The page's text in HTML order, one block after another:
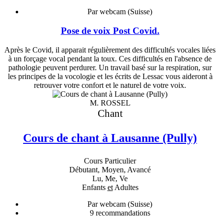
Par webcam (Suisse)
Pose de voix Post Covid.
Après le Covid, il apparait régulièrement des difficultés vocales liées
à un forçage vocal pendant la toux. Ces difficultés en l'absence de
pathologie peuvent perdurer. Un travail basé sur la respiration, sur
les principes de la vocologie et les écrits de Lessac vous aideront à
retrouver votre confort et le naturel de votre voix.
M. ROSSEL
Chant
Cours de chant à Lausanne (Pully)
Cours Particulier
Débutant, Moyen, Avancé
Lu, Me, Ve
Enfants etAdultes
Par webcam (Suisse)
9recommandations